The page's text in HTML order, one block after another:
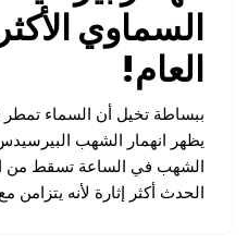
السماوي
العام!
ببساطة تخيل أن السماء
يظهر انهمار الشهب
الشهب في الساعة تسقط من
الحدث أكثر إثارة لأنه